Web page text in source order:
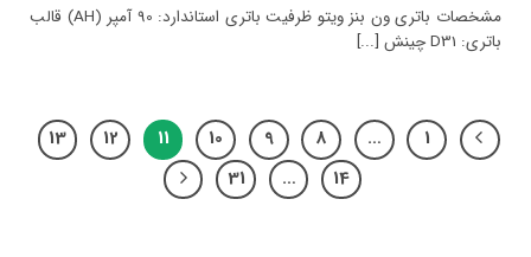
مشخصات باتری ون بنز ویتو ظرفیت باتری استاندارد: 90 آمپر (AH) قالب
باتری: D31 چینش [...]
1
…
8
9
10
11
12
13
14
…
31